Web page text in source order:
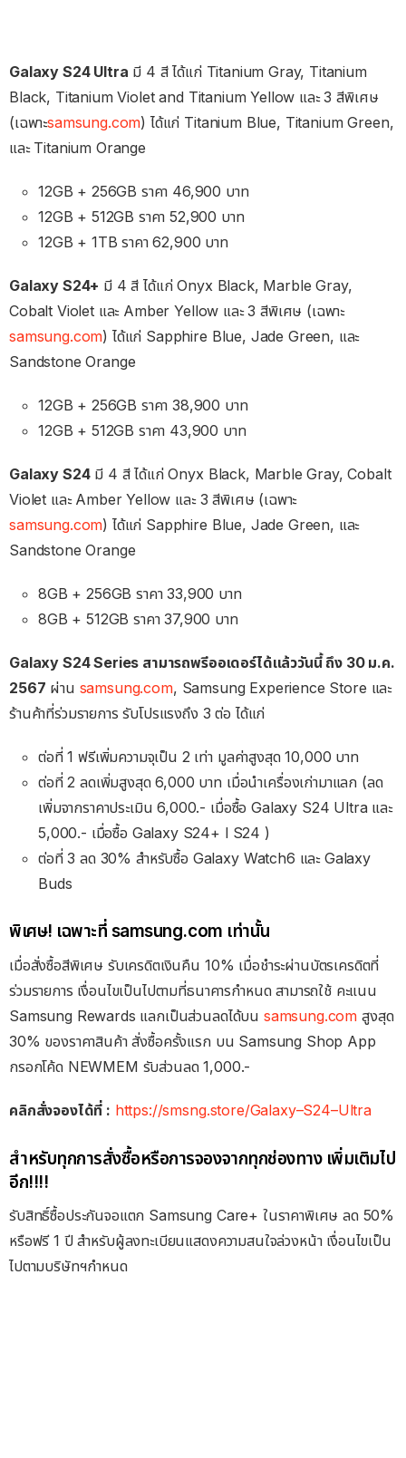
Galaxy S24 Ultra มี 4 สี ได้แก่ Titanium Gray, Titanium
Black, Titanium Violet and Titanium Yellow และ 3 สีพิเศษ
(เฉพาะsamsung.com) ได้แก่ Titanium Blue, Titanium Green,
และ Titanium Orange
12GB + 256GB ราคา 46,900 บาท
12GB + 512GB ราคา 52,900 บาท
12GB + 1TB ราคา 62,900 บาท
Galaxy S24+ มี 4 สี ได้แก่ Onyx Black, Marble Gray,
Cobalt Violet และ Amber Yellow และ 3 สีพิเศษ (เฉพาะ
samsung.com) ได้แก่ Sapphire Blue, Jade Green, และ
Sandstone Orange
12GB + 256GB ราคา 38,900 บาท
12GB + 512GB ราคา 43,900 บาท
Galaxy S24มี 4 สี ได้แก่ Onyx Black, Marble Gray, Cobalt
Violet และ Amber Yellow และ 3 สีพิเศษ (เฉพาะ
samsung.com) ได้แก่ Sapphire Blue, Jade Green, และ
Sandstone Orange
8GB + 256GB ราคา 33,900 บาท
8GB + 512GB ราคา 37,900 บาท
Galaxy S24 Series สามารถพรีออเดอร์ได้แล้ววันนี้ ถึง 30 ม.ค.
2567 ผ่าน samsung.com, Samsung Experience Store และ
ร้านค้าที่ร่วมรายการ รับโปรแรงถึง 3 ต่อ ได้แก่
ต่อที่ 1 ฟรีเพิ่มความจุเป็น 2 เท่า มูลค่าสูงสุด 10,000 บาท
ต่อที่ 2 ลดเพิ่มสูงสุด 6,000 บาท เมื่อนำเครื่องเก่ามาแลก (ลด
เพิ่มจากราคาประเมิน 6,000.- เมื่อซื้อ Galaxy S24 Ultra และ
5,000.- เมื่อซื้อ Galaxy S24+ l S24 )
ต่อที่ 3 ลด 30% สำหรับซื้อ Galaxy Watch6 และ Galaxy
Buds
พิเศษ! เฉพาะที่ samsung.com เท่านั้น
เมื่อสั่งซื้อสีพิเศษ รับเครดิตเงินคืน 10% เมื่อชำระผ่านบัตรเครดิตที่
ร่วมรายการ เงื่อนไขเป็นไปตามที่ธนาคารกำหนด สามารถใช้ คะแนน
Samsung Rewards แลกเป็นส่วนลดได้บน samsung.com สูงสุด
30% ของราคาสินค้า สั่งซื้อครั้งแรก บน Samsung Shop App
กรอกโค้ด NEWMEM รับส่วนลด 1,000.-
คลิกสั่งจองได้ที่ : https://smsng.store/Galaxy–S24–Ultra
สำหรับทุกการสั่งซื้อหรือการจองจากทุกช่องทาง เพิ่มเติมไป
อีก!!!!
รับสิทธิ์ซื้อประกันจอแตก Samsung Care+ ในราคาพิเศษ ลด 50%
หรือฟรี 1 ปี สำหรับผู้ลงทะเบียนแสดงความสนใจล่วงหน้า เงื่อนไขเป็น
ไปตามบริษัทฯกำหนด